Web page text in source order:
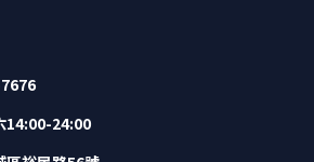
14:00-24:00